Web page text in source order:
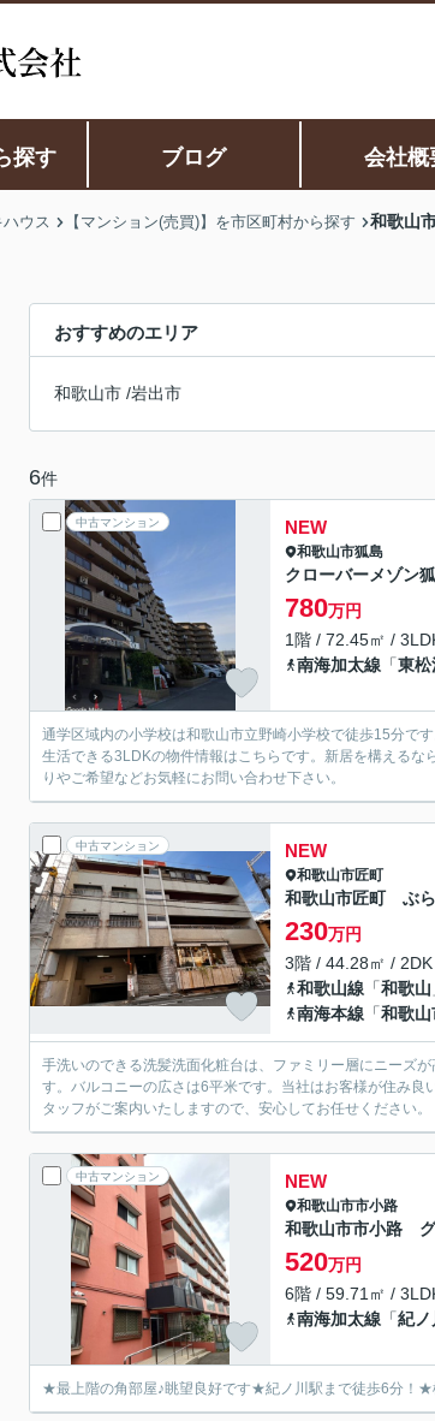
探す ブログ 会社概
ウス 【マンション(売買)】を市区町村から探す 和歌山
おすすめのエリア
和歌山市 /岩出市
6件
中古マンション NEW
和歌山市狐島
クローバーメゾン
780万円
1階 / 72.45㎡ /
南海加太線 「東松
通学区域内の小学校は和歌山市立野崎小学校で徒歩15分で
生活できる3LDKの物件情報はこちらです。新居を構える
りやご希望などお気軽にお問い合わせ下さい。
中古マンション NEW
和歌山市匠町
和歌山市匠町 ぶ
230万円
3階 / 44.28㎡ /
和歌山線 「和歌山
南海本線 「和歌山
手洗いのできる洗髪洗面化粧台は、ファミリー層にニーズ
す。バルコニーの広さは6平米です。当社はお客様が住み
タッフがご案内いたしますので、安心してお任せください。
中古マンション NEW
和歌山市市小路
和歌山市市小路 グ
520万円
6階 / 59.71㎡ /
南海加太線 「紀ノ
★最上階の角部屋♪眺望良好です★紀ノ川駅まで徒歩6分！★